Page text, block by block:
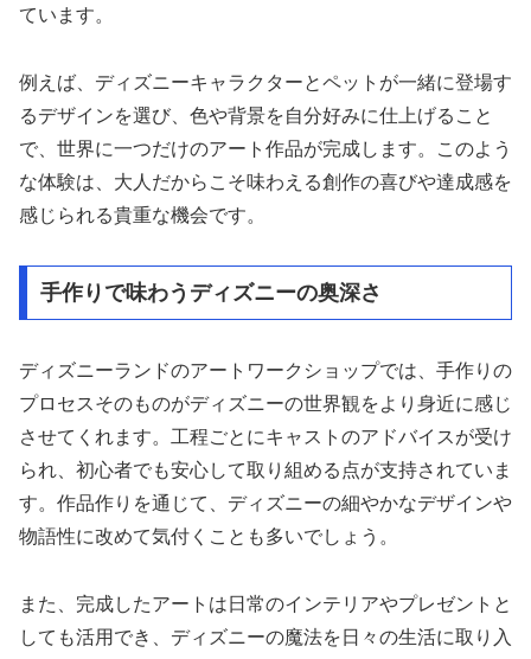
ています。
例えば、ディズニーキャラクターとペットが一緒に登場す
るデザインを選び、色や背景を自分好みに仕上げること
で、世界に一つだけのアート作品が完成します。このよう
な体験は、大人だからこそ味わえる創作の喜びや達成感を
感じられる貴重な機会です。
手作りで味わうディズニーの奥深さ
ディズニーランドのアートワークショップでは、手作りの
プロセスそのものがディズニーの世界観をより身近に感じ
させてくれます。工程ごとにキャストのアドバイスが受け
られ、初心者でも安心して取り組める点が支持されていま
す。作品作りを通じて、ディズニーの細やかなデザインや
物語性に改めて気付くことも多いでしょう。
また、完成したアートは日常のインテリアやプレゼントと
しても活用でき、ディズニーの魔法を日々の生活に取り入